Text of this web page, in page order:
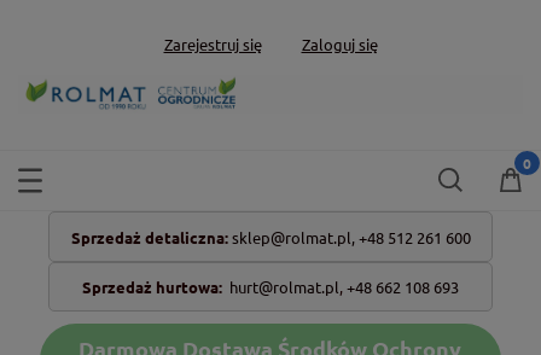
Zarejestruj się Zaloguj się
Sprzedaż detaliczna: sklep@rolmat.pl, +48 512 261 600
Sprzedaż hurtowa: hurt@rolmat.pl,+48 662 108 693
Darmowa Dostawa Środków Ochrony